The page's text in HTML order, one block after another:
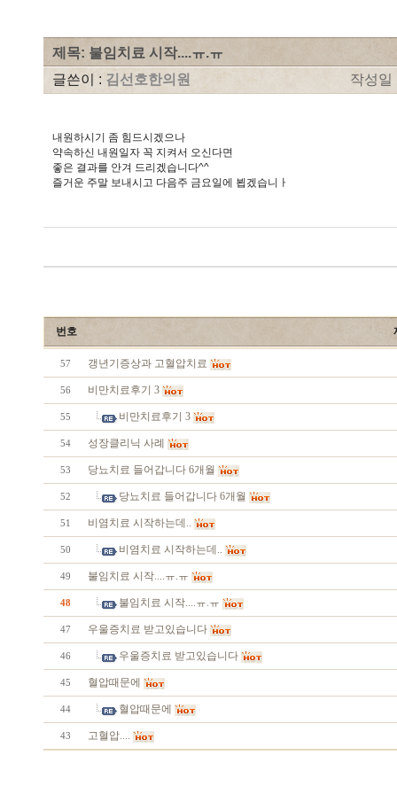
제목: 불임치료 시작....ㅠ.ㅠ
글쓴이 : 김선호한의원 작성일
내원하시기 좀 힘드시겠으나
약속하신 내원일자 꼭 지켜서 오신다면
좋은 결과를 안겨 드리겠습니다^^
즐거운 주말 보내시고 다음주 금요일에 뵙겠습니ㅏ
번호
57 갱년기증상과 고혈압치료
56 비만치료후기 3
55 비만치료후기 3
54 성장클리닉 사례
53 당뇨치료 들어갑니다 6개월
52 당뇨치료 들어갑니다 6개월
51 비염치료 시작하는데..
50 비염치료 시작하는데..
49 불임치료 시작....ㅠ.ㅠ
48 불임치료 시작....ㅠ.ㅠ
47 우울증치료 받고있습니다
46 우울증치료 받고있습니다
45 혈압때문에
44 혈압때문에
43 고혈압....